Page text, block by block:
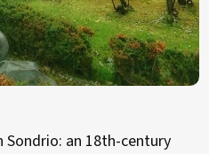
Sondrio: an 18th-century